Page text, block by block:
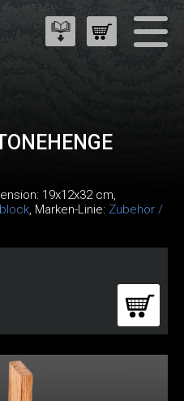
19x12x32 cm,
, Marken-Linie: Zubehör /